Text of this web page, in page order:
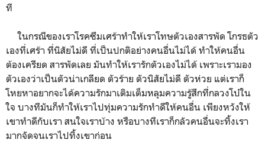
ที
ในกรณีของเราโรคซึมเศร้าทำให้เราโทษตัวเองสารพัด โกรธตัว
เองที่เศร้า ที่นิสัยไม่ดี ที่เป็นปกติอย่างคนอื่นไม่ได้ ทำให้คนอื่น
ต้องเครียด สารพัดเลย มันทำให้เรารักตัวเองไม่ได้ เพราะเรามอง
ตัวเองว่าเป็นตัวน่าเกลียด ตัวร้าย ตัวนิสัยไม่ดี ตัวห่วย แต่เราก็
โหยหาอยากจะได้ความรักมาเติมเต็มหลุมความรู้สึกที่กลวงโบ๋ใน
ใจ บางทีมันก็ทำให้เราไปทุ่มความรักทำดีให้คนอื่น เพียงหวังให้
เขาทำดีกับเรา สนใจเราบ้าง หรือบางทีเราก็กลัวคนอื่นจะทิ้งเรา
มากจัดจนเราไปทิ้งเขาก่อน